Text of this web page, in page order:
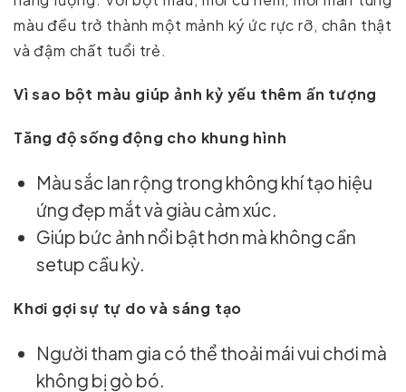
màu đều trở thành một mảnh ký ức rực rỡ, chân thật
và đậm chất tuổi trẻ.
Vì sao bột màu giúp ảnh kỷ yếu thêm ấn tượng
Tăng độ sống động cho khung hình
Màu sắc lan rộng trong không khí tạo hiệu
ứng đẹp mắt và giàu cảm xúc.
Giúp bức ảnh nổi bật hơn mà không cần
setup cầu kỳ.
Khơi gợi sự tự do và sáng tạo
Người tham gia có thể thoải mái vui chơi mà
không bị gò bó.